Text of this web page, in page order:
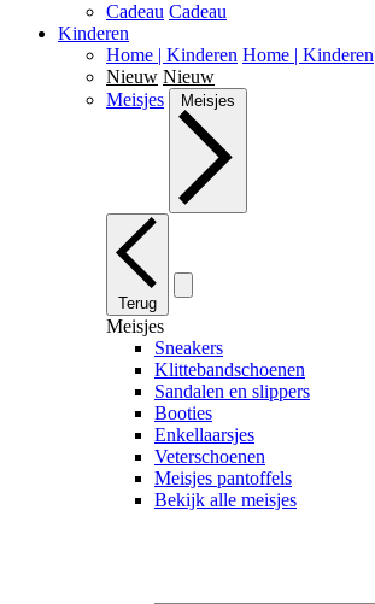
Cadeau Cadeau
Kinderen
Home | Kinderen Home | Kinderen
Nieuw Nieuw
Meisjes
Meisjes
Terug
Meisjes
Sneakers
Klittebandschoenen
Sandalen en slippers
Booties
Enkellaarsjes
Veterschoenen
Meisjes pantoffels
Bekijk alle meisjes